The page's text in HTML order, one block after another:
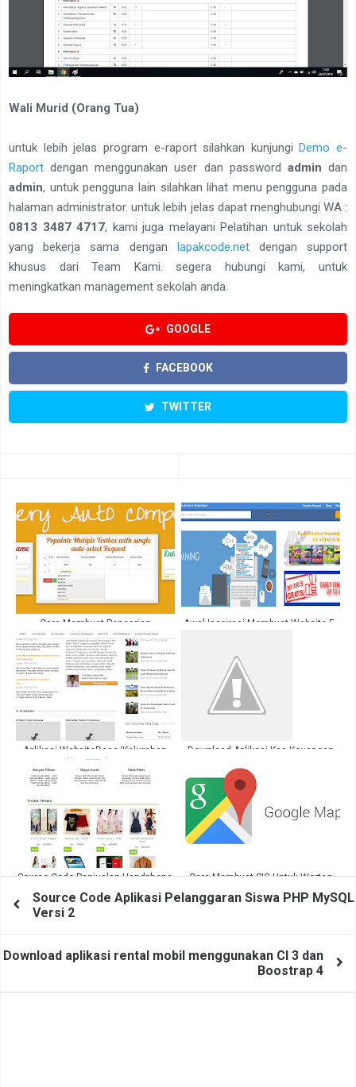
Wali Murid (Orang Tua)
untuk lebih jelas program e-raport silahkan kunjungiDemo e-
Raport dengan menggunakan user dan password admin dan
admin, untuk pengguna lain silahkan lihat menu pengguna pada
halaman administrator. untuk lebih jelas dapat menghubungi WA :
0813 3487 4717, kami juga melayani Pelatihan untuk sekolah
yang bekerja sama dengan lapakcode.netdengan support
khusus dari Team Kami. segera hubungi kami, untuk
meningkatkan management sekolah anda.
GOOGLE
FACEBOOK
TWITTER
Cara Membuat Pencarian
Aoutocomplete Dengan PHP MYSQL
AJAX
Awal Inspirasi Membuat Website E-
Aplikasi WebsiteDesa/Kelurahan
Full Source Code PHP MYSQL
Download Aplikasi Kas Keuangan
Source Code Penjualan Handphone
Cara Membuat SIG Untuk Warteg
Source Code Aplikasi Pelanggaran Siswa PHP MySQL
Versi 2
Download aplikasi rental mobil menggunakan CI 3 dan
Boostrap 4